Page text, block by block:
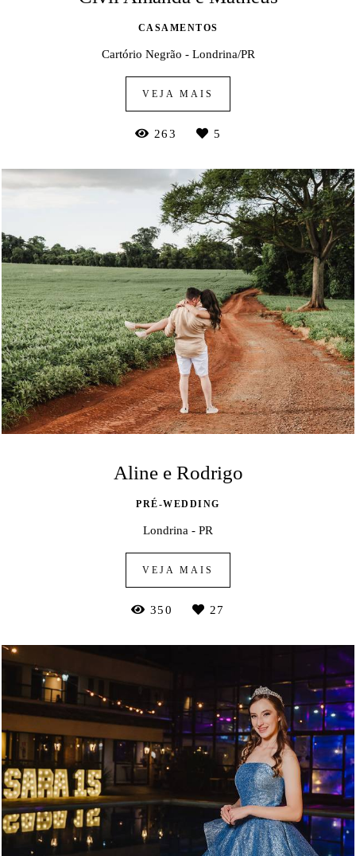
CASAMENTOS
Cartório Negrão - Londrina/PR
VEJA MAIS
263 5
Aline e Rodrigo
PRÉ-WEDDING
Londrina - PR
VEJA MAIS
350 27